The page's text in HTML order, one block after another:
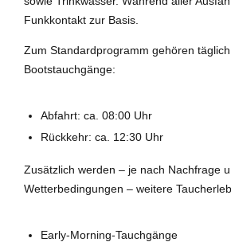
Funkkontakt zur Basis.
Zum Standardprogramm gehören
Bootstauchgänge:
Abfahrt: ca. 08:00 Uhr
Rückkehr: ca. 12:30 Uhr
Zusätzlich werden – je nach Nachfrage
Wetterbedingungen – weitere
Early-Morning-Tauchgänge